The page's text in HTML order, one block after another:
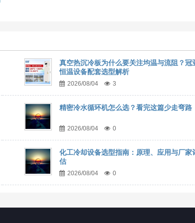
真空热沉冷板为什么要关注均温与流阻？冠
恒温设备配套选型解析
2026/08/04 3
精密冷水循环机怎么选？看完这篇少走弯路
2026/08/04 0
化工冷却设备选型指南：原理、应用与厂家
估
2026/08/04 0